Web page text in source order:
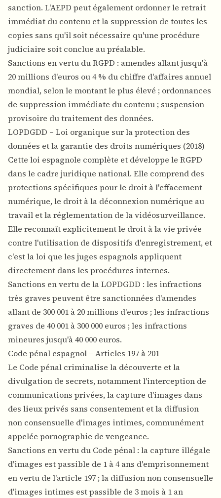
sanction. L'AEPD peut également ordonner le retrait
immédiat du contenu et la suppression de toutes les
copies sans qu'il soit nécessaire qu'une procédure
judiciaire soit conclue au préalable.
Sanctions en vertu du RGPD : amendes allant jusqu'à
20 millions d'euros ou 4 % du chiffre d'affaires annuel
mondial, selon le montant le plus élevé ; ordonnances
de suppression immédiate du contenu ; suspension
provisoire du traitement des données.
LOPDGDD – Loi organique sur la protection des
données et la garantie des droits numériques (2018)
Cette loi espagnole complète et développe le RGPD
dans le cadre juridique national. Elle comprend des
protections spécifiques pour le droit à l'effacement
numérique, le droit à la déconnexion numérique au
travail et la réglementation de la vidéosurveillance.
Elle reconnaît explicitement le droit à la vie privée
contre l'utilisation de dispositifs d'enregistrement, et
c'est la loi que les juges espagnols appliquent
directement dans les procédures internes.
Sanctions en vertu de la LOPDGDD : les infractions
très graves peuvent être sanctionnées d'amendes
allant de 300 001 à 20 millions d'euros ; les infractions
graves de 40 001 à 300 000 euros ; les infractions
mineures jusqu'à 40 000 euros.
Code pénal espagnol – Articles 197 à 201
Le Code pénal criminalise la découverte et la
divulgation de secrets, notamment l'interception de
communications privées, la capture d'images dans
des lieux privés sans consentement et la diffusion
non consensuelle d'images intimes, communément
appelée pornographie de vengeance.
Sanctions en vertu du Code pénal : la capture illégale
d'images est passible de 1 à 4 ans d'emprisonnement
en vertu de l'article 197 ; la diffusion non consensuelle
d'images intimes est passible de 3 mois à 1 an